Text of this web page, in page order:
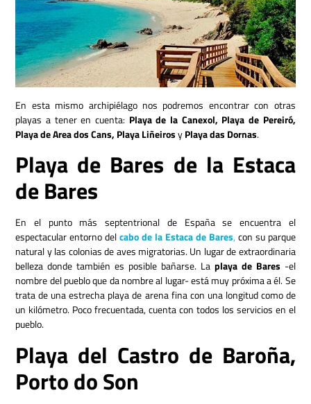
En esta mismo archipiélago nos podremos encontrar con otras
playas a tener en cuenta: Playa de la Canexol, Playa de Pereiró,
Playa de Area dos Cans, Playa LiñeirosyPlaya das Dornas.
Playa de Bares de la Estaca
de Bares
En el punto más septentrional de España se encuentra el
espectacular entorno delcabo de la Estaca de Bares,con su parque
natural y las colonias de aves migratorias. Un lugar de extraordinaria
belleza donde también es posible bañarse. La playa de Bares -el
nombre del pueblo que da nombre al lugar- está muy próxima a él. Se
trata de una estrecha playa de arena fina con una longitud como de
un kilómetro. Poco frecuentada, cuenta con todos los servicios en el
pueblo.
Playa del Castro de Baroña,
Porto do Son